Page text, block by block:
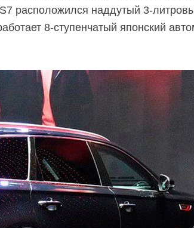
расположился наддутый 3-
8-ступенчатый японский